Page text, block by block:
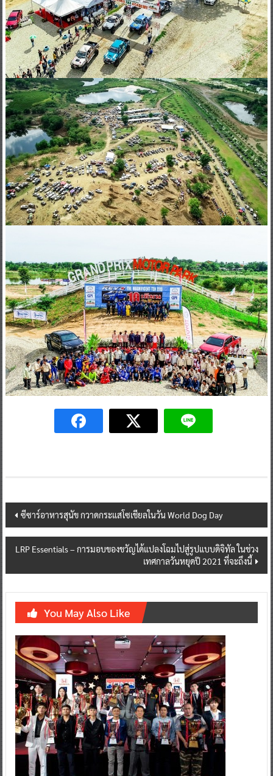
Post
navigation
ซีซาร์อาหารสุนัข กวาดกระแสโซเชียลในวัน World Dog Day
LRP Essentials – การมอบของขวัญได้แปลงโฉมไปสู่รูปแบบดิจิทัล ในช่วง
เทศกาลวันหยุดปี 2021 ที่จะถึงนี้
You May Also Like